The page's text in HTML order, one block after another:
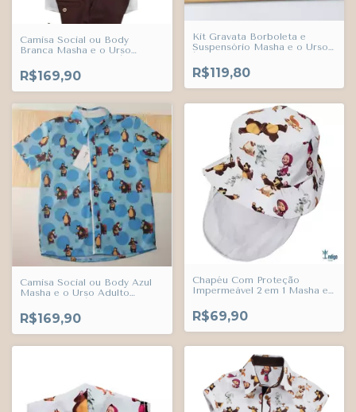
Camisa Social ou Body
Branca Masha e o Urso
Trend
R$169,90
Kit Gravata Borboleta e
Suspensório Masha e o Urso
R$119,80
Camisa Social ou Body Azul
Masha e o Urso Adulto
R$169,90
Chapéu Com Proteção
Impermeável 2 em 1 Masha e
Índigo Trend
R$69,90